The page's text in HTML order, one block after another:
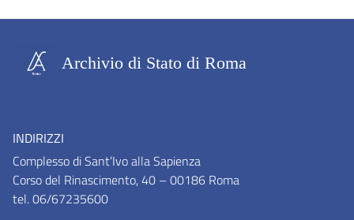
Archivio di Stato di Roma
INDIRIZZI
Complesso di Sant’Ivo alla Sapienza
Corso del Rinascimento, 40 – 00186 Roma
tel. 06/67235600